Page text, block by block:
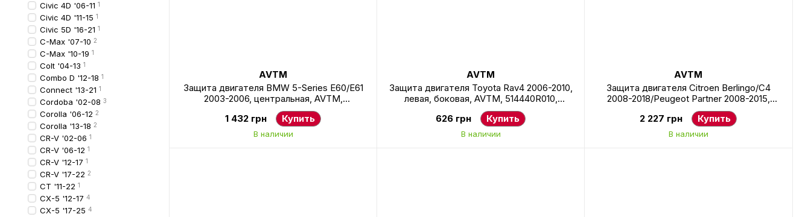
AVTM
Защита двигателя BMW 5-Series E60/E61
2003-2006, центральная, AVTM,
51717033761, 181404220
1 432 грн Купить
В наличии
AVTM
Защита двигателя Toyota Rav4 2006-2010,
левая, боковая, AVTM, 514440R010,
187013227
626 грн Купить
В наличии
AVTM
Защита двигателя Citroen Berlingo/C4
2008-2018/Peugeot Partner 2008-2015,
AVTM, 7013EC, 182035225
2 227 грн Купить
В наличии
Civic 4D '06-11 1
Civic 4D '11-15 1
Civic 5D '16-21 1
C-Max '07-10 2
C-Max '10-19 1
Colt '04-13 1
Combo D '12-18 1
Connect '13-21 1
Cordoba '02-08 3
Corolla '06-12 2
Corolla '13-18 2
CR-V '02-06 1
CR-V '06-12 1
CR-V '12-17 1
CR-V '17-22 2
CT '11-22 1
CX-5 '12-17 4
CX-5 '17-25 4